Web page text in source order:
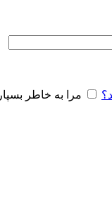
مرا به خاطر بسپار